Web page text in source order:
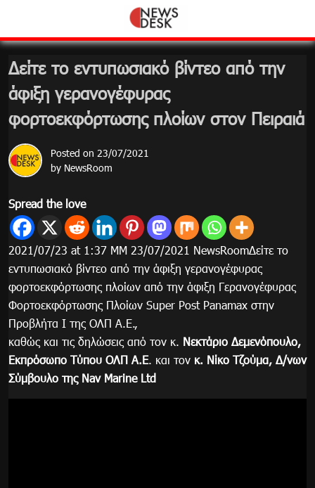
content
Δείτε το εντυπωσιακό βίντεο από την
άφιξη γερανογέφυρας
φορτοεκφόρτωσης πλοίων στον Πειραιά
Posted on 23/07/2021
by NewsRoom
Spread the love
2021/07/23 at 1:37 ΜΜ 23/07/2021 NewsRoomΔείτε το
εντυπωσιακό βίντεο από την άφιξη γερανογέφυρας
φορτοεκφόρτωσης πλοίων από την άφιξη Γερανογέφυρας
Φορτοεκφόρτωσης Πλοίων Super Post Panamax στην
Προβλήτα Ι της ΟΛΠ Α.Ε.,
καθώς και τις δηλώσεις από τον κ. Νεκτάριο Δεμενόπουλο,
Εκπρόσωπο Τύπου ΟΛΠ Α.Ε. και τον κ. Νίκο Τζούμα, Δ/νων
Σύμβουλο της Nav Marine Ltd